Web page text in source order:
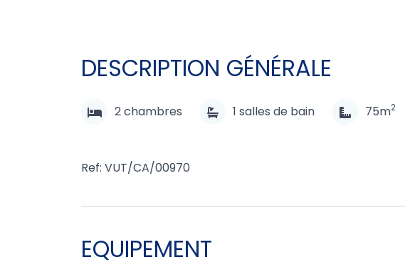
DESCRIPTION GÉNÉRALE
2chambres 1 salles de bain 75m2
Ref: VUT/CA/00970
EQUIPEMENT